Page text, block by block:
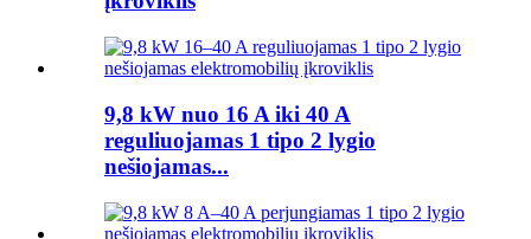
9,8 kW nuo 16 A iki 40 A
reguliuojamas 1 tipo 2 lygio
nešiojamas...